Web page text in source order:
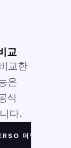
교
교한
은
식
다.
더빙